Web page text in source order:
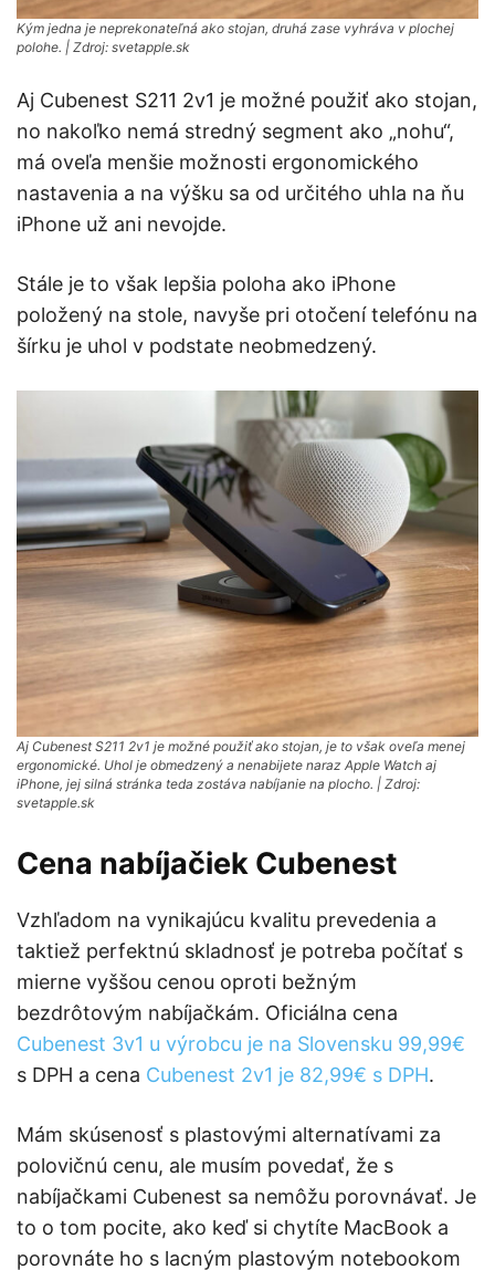
Kým jedna je neprekonateľná ako stojan, druhá zase vyhráva v plochej
polohe. | Zdroj: svetapple.sk
Aj Cubenest S211 2v1 je možné použiť ako stojan,
no nakoľko nemá stredný segment ako „nohu“,
má oveľa menšie možnosti ergonomického
nastavenia a na výšku sa od určitého uhla na ňu
iPhone už ani nevojde.
Stále je to však lepšia poloha ako iPhone
položený na stole, navyše pri otočení telefónu na
šírku je uhol v podstate neobmedzený.
Aj Cubenest S211 2v1 je možné použiť ako stojan, je to však oveľa menej
ergonomické. Uhol je obmedzený a nenabijete naraz Apple Watch aj
iPhone, jej silná stránka teda zostáva nabíjanie na plocho. | Zdroj:
svetapple.sk
Cena nabíjačiek Cubenest
Vzhľadom na vynikajúcu kvalitu prevedenia a
taktiež perfektnú skladnosť je potreba počítať s
mierne vyššou cenou oproti bežným
bezdrôtovým nabíjačkám. Oficiálna cena
Cubenest 3v1 u výrobcu je na Slovensku 99,99€
s DPH a cena Cubenest 2v1 je 82,99€ s DPH.
Mám skúsenosť s plastovými alternatívami za
polovičnú cenu, ale musím povedať, že s
nabíjačkami Cubenest sa nemôžu porovnávať. Je
to o tom pocite, ako keď si chytíte MacBook a
porovnáte ho s lacným plastovým notebookom